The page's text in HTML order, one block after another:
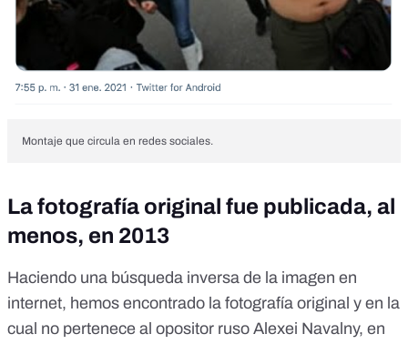
Montaje que circula en redes sociales.
La fotografía original fue publicada, al
menos, en 2013
Haciendo una búsqueda inversa de la imagen en
internet, hemos encontrado la fotografía original y en la
cual no pertenece al opositor ruso Alexei Navalny, en